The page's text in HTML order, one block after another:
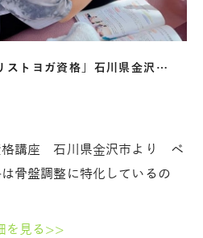
ストヨガ資格」石川県金沢…
格講座 石川県金沢市より ベ
骨盤調整に特化しているの
を見る>>